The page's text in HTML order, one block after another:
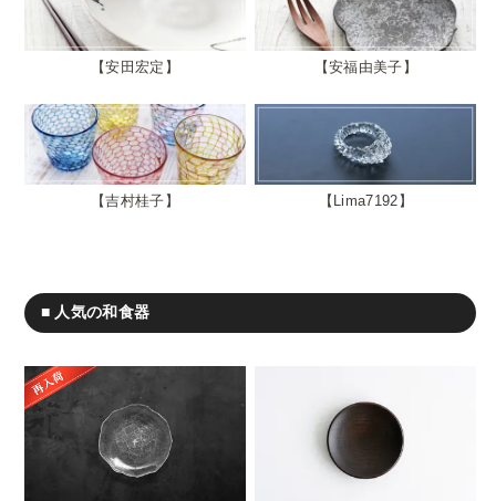
安田宏定 安福由美子
吉村桂子 Lima7192
■ 人気の和食器